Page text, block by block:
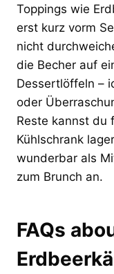
Toppings wie
erst kurz vorm
nicht
die Becher auf
Dessertlöffeln –
oder
Reste kannst du
Kühlschrank
wunderbar als
zum Brunch an.
FAQs